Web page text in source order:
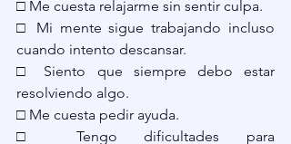
□ Me cuesta relajarme sin sentir culpa.
□ Mi mente sigue trabajando incluso
cuando intento descansar.
□ Siento que siempre debo estar
resolviendo algo.
□ Me cuesta pedir ayuda.
□ Tengo dificultades para